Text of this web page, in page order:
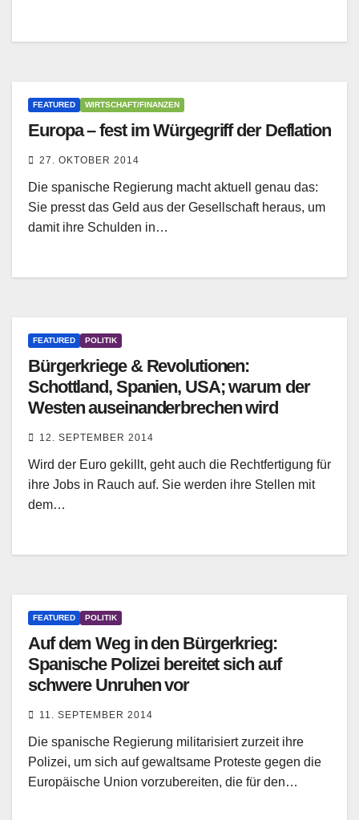
FEATURED WIRTSCHAFT/FINANZEN
Europa – fest im Würgegriff der Deflation
27. OKTOBER 2014
Die spanische Regierung macht aktuell genau das:
Sie presst das Geld aus der Gesellschaft heraus, um
damit ihre Schulden in…
FEATURED POLITIK
Bürgerkriege & Revolutionen:
Schottland, Spanien, USA; warum der
Westen auseinanderbrechen wird
12. SEPTEMBER 2014
Wird der Euro gekillt, geht auch die Rechtfertigung für
ihre Jobs in Rauch auf. Sie werden ihre Stellen mit
dem…
FEATURED POLITIK
Auf dem Weg in den Bürgerkrieg:
Spanische Polizei bereitet sich auf
schwere Unruhen vor
11. SEPTEMBER 2014
Die spanische Regierung militarisiert zurzeit ihre
Polizei, um sich auf gewaltsame Proteste gegen die
Europäische Union vorzubereiten, die für den…